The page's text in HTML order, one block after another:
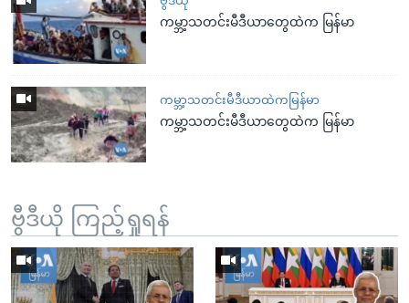
ကမ္ဘာ့သတင်းမီဒီယာတွေထဲက မြန်မာ
ကမ္ဘာ့သတင်းမီဒီယာထဲကမြန်မာ
ကမ္ဘာ့သတင်းမီဒီယာတွေထဲက မြန်မာ
ဗွီဒီယို ကြည့်ရှုရန်